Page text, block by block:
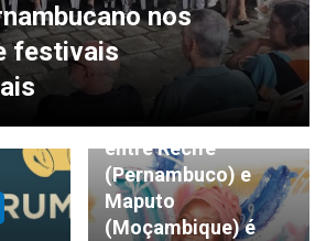
nos
festivais
Interações culturais
entre Recife
(Pernambuco) e
Maputo
(Moçambique) é